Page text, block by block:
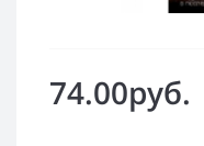
74.00руб.